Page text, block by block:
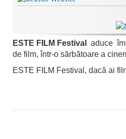
ESTE FILM Festival aduce
de film, într-o sărbătoare a
ESTE FILM Festival, dacă ai